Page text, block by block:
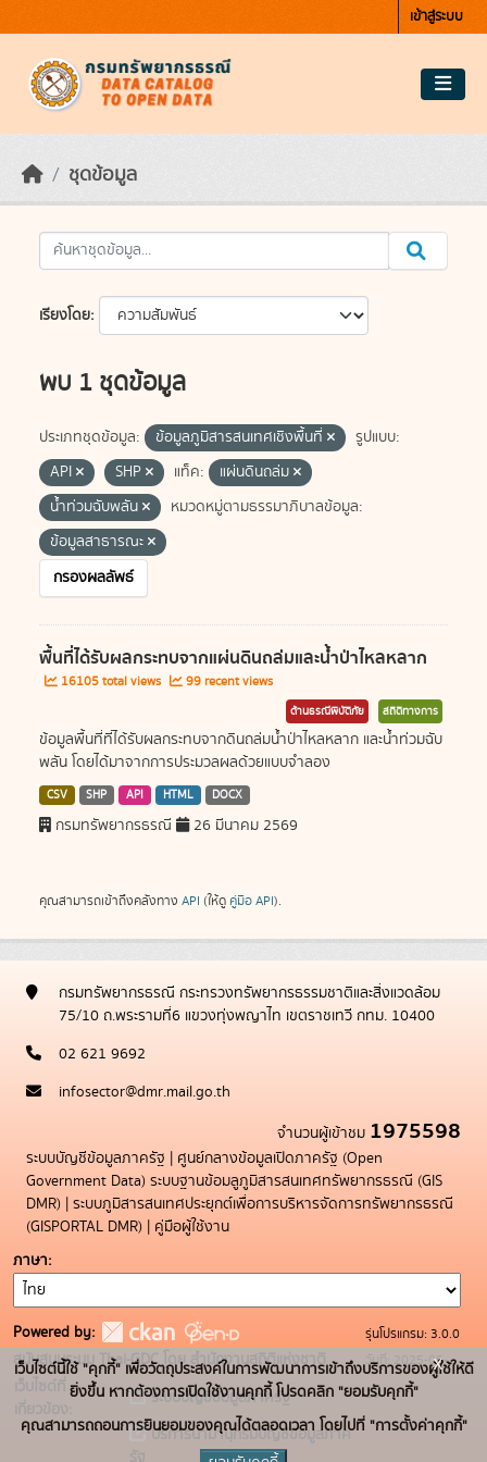
เข้าสู่ระบบ
ชุดข้อมูล
เรียงโดย
พบ 1 ชุดข้อมูล
ประเภทชุดข้อมูล: ข้อมูลภูมิสารสนเทศเชิงพื้นที่
รูปแบบ:
API
SHP แท็ค:
แผ่นดินถล่ม
น้ำท่วมฉับพลัน
หมวดหมู่ตามธรรมาภิบาลข้อมูล:
ข้อมูลสาธารณะ
กรองผลลัพธ์
พื้นที่ได้รับผลกระทบจากแผ่นดินถล่มและน้ำป่าไหลหลาก
16105 total views 99 recent views
ด้านธรณีพิบัติภัย สถิติทางการ
ข้อมูลพื้นที่ที่ได้รับผลกระทบจากดินถล่มน้ำป่าไหลหลาก และน้ำท่วมฉับ
พลัน โดยได้มาจากการประมวลผลด้วยแบบจำลอง
CSV SHP API HTML DOCX
กรมทรัพยากรธรณี 26 มีนาคม 2569
คุณสามารถเข้าถึงคลังทาง API (ให้ดู คู่มือ API).
กรมทรัพยากรธรณี กระทรวงทรัพยากรธรรมชาติและสิ่งแวดล้อม
75/10 ถ.พระรามที่6 แขวงทุ่งพญาไท เขตราชเทวี กทม. 10400
02 621 9692
infosector@dmr.mail.go.th
จำนวนผู้เข้าชม 1975598
ระบบบัญชีข้อมูลภาครัฐ | ศูนย์กลางข้อมูลเปิดภาครัฐ (Open
Government Data) ระบบฐานข้อมลูภูมิสารสนเทศทรัพยากรธรณี (GIS
DMR) | ระบบภูมิสารสนเทศประยุกต์เพื่อการบริหารจัดการทรัพยากรธรณี
(GISPORTAL DMR) | คู่มือผู้ใช้งาน
ภาษา
Powered by:
สนับสนุนระบบ Thai-GDC โดย สำนักงานสถิติแห่งชาติ
เว็บไซต์ที่
เกี่ยวข้อง:
ระบบบัญชีข้อมูลภาครัฐ
บริการนามานุกรมบัญชีข้อมูลภาค
รัฐ
รุ่นโปรแกรม: 3.0.0
วันที่: 2025-05-
19
เว็บไซต์นี้ใช้ "คุกกี้" เพื่อวัตถุประสงค์ในการพัฒนาการเข้าถึงบริการของผู้ใช้ให้ดี
ยิ่งขึ้น หากต้องการเปิดใช้งานคุกกี้ โปรดคลิก "ยอมรับคุกกี้"
คุณสามารถถอนการยินยอมของคุณได้ตลอดเวลา โดยไปที่ "การตั้งค่าคุกกี้"
x